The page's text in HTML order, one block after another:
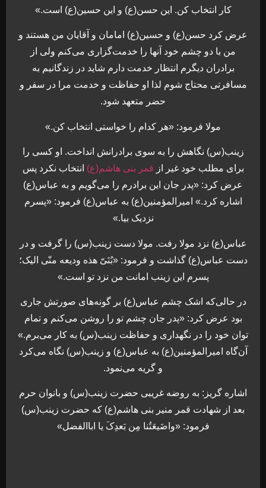
کار انتخاب کن. این حسن(ع) و این حسین(ع) است.»
عرض کرد حسن(ع) و حسین(ع) امامان و آقایان من هستند و
من با دو چشم خود آنها را خدمت‌گزاری می‌کنم ولی از
برادران دیگرم انتظار خدمت دارم شاید در زندگانیم به
مسافرتی محتاج شوم لذا او حفاظت و خدمت مرا در سفر و
حضر متعهد شود.
مولا فرمود: «هر کدام را خواستی انتخاب کن.»
زینب(س) نگاهش را به سوی برادرانش انداخت. او کسی را
برای مطلب خود غیر از قمر بنی هاشم(ع) انتخاب نکرد پس
عرض کرد: «پدر جان این برادرم را می‌گویم و به عباس(ع)
اشاره کرد.» امیرالمؤمنین(ع) به عباس(ع) فرمود: «پسرم
نزدیک بیا.»
عباس(ع) نزد مولا رفت. مولا دست زینب(س) را گرفت و در
دست عباس(ع) گذاشت و فرمود: «بُنَیّ هذه ودیعه منّی الیک؛
پسرم این زینب امانت من نزد تو است.»
در حالی‌که اشک چشم عباس(ع) بر گونه‌های صورتش جاری
بود عرض کرد: «پدر جان چشم تو را روشن می‌کنم و تمام
توان خود را در نگهداری و حفاظت زینب(س) به کار می‌برم.»
آن‌گاه امیرالمؤمنین(ع) به عباس(ع) و زینب(س) نگاه می‌کرد
و گریه می‌نمود.
اشاره گریز: به روضه غریبی حضرت زینب(س) و بانوان حرم
بعد از شهادت قمر منیر بنی هاشم(ع) که حضرت زینب(س)
فرمود: «واضَیعَتُنا مِن بَعدِکَ یا اباالفضل»